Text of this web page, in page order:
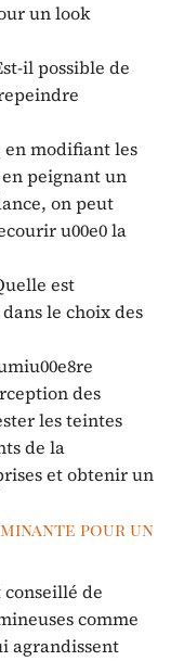
un look
il possible de
en modifiant les
peignant un
on peut
u00e0 la
est
le choix des
des
les teintes
de la
et obtenir un
pour un
de
comme
agrandissent